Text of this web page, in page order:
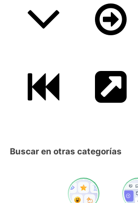
Buscar en otras categorías